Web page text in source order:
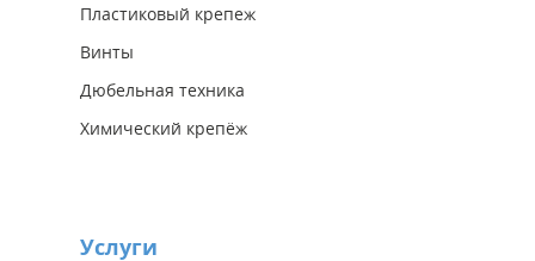
Пластиковый крепеж
Винты
Дюбельная техника
Химический крепёж
Услуги